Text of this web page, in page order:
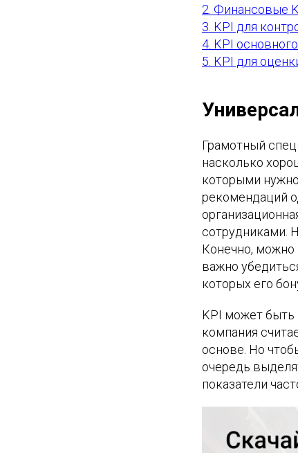
2. Финансовые
3. KPI для
4. KPI
5. KPI для
Грамотный
насколько
которыми
рекомендаций
сотрудниками.
Конечно, можно
важно
которых его
KPI может быть
компания
основе. Но
очередь
показатели